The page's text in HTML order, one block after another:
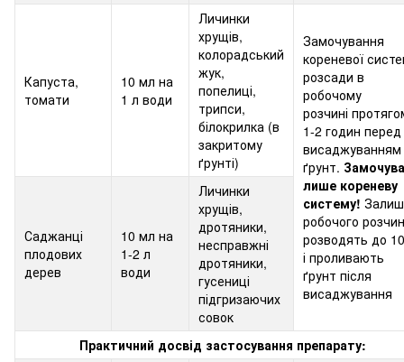
Капуста,
томати
10 мл на
1 л води
Личинки
хрущів,
колорадський
жук,
попелиці,
трипси,
білокрилка (в
закритому
ґрунті)
Замочування
кореневої
розсади в
робочому
розчині
1-2 годин перед
висаджуванням
ґрунт.
лише кореневу
систему!
робочого
розводять до
і проливають
ґрунт після
висаджування
Саджанці
плодових
дерев
10 мл на
1-2 л
води
Личинки
хрущів,
дротяники,
несправжні
дротяники,
гусениці
підгризаючих
совок
Практичний досвід застосування препарату: